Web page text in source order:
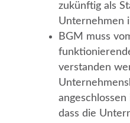
zukünftig als
Unternehmen
BGM muss
verstanden
dass die